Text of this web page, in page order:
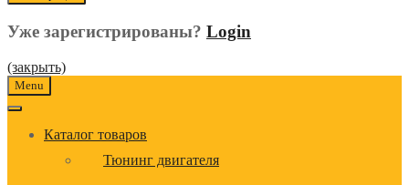
Уже зарегистрированы? Login
(закрыть)
Menu
Каталог товаров
Тюнинг двигателя